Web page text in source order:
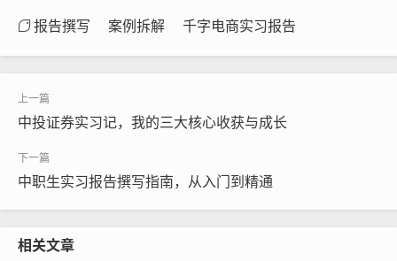
报告撰写 案例拆解 千字电商实习报告
中投证券实习记，我的三大核心收获与成长
中职生实习报告撰写指南，从入门到精通
相关文章